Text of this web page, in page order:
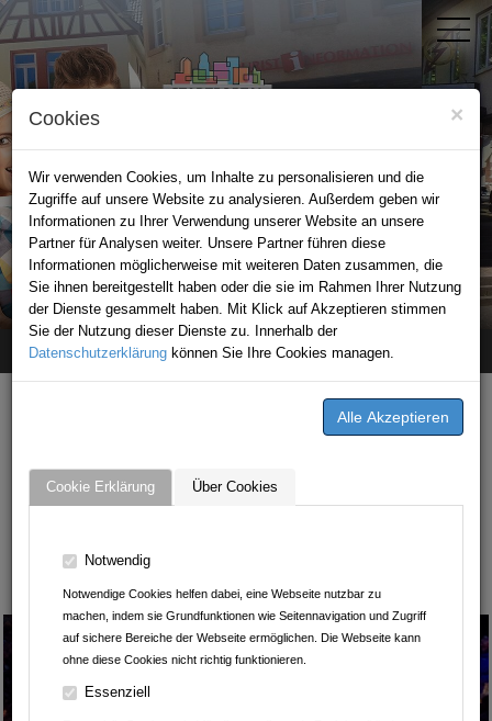
×
Cookies
Wir verwenden Cookies, um Inhalte zu personalisieren und die
Zugriffe auf unsere Website zu analysieren. Außerdem geben wir
Informationen zu Ihrer Verwendung unserer Website an unsere
Partner für Analysen weiter. Unsere Partner führen diese
Informationen möglicherweise mit weiteren Daten zusammen, die
Sie ihnen bereitgestellt haben oder die sie im Rahmen Ihrer Nutzung
der Dienste gesammelt haben. Mit Klick auf Akzeptieren stimmen
Sie der Nutzung dieser Dienste zu. Innerhalb der
Datenschutzerklärung können Sie Ihre Cookies managen.
Cookie Erklärung Über Cookies
Notwendig
Notwendige Cookies helfen dabei, eine Webseite nutzbar zu
machen, indem sie Grundfunktionen wie Seitennavigation und Zugriff
auf sichere Bereiche der Webseite ermöglichen. Die Webseite kann
ohne diese Cookies nicht richtig funktionieren.
Essenziell
STADTPORTAL MOSBACH
Home Veranstaltungen Laternenlauf im Leintalzoo - Jetzt buchen!
08.11.2025
17:15 Uhr
09.11.2025
18:30 Uhr